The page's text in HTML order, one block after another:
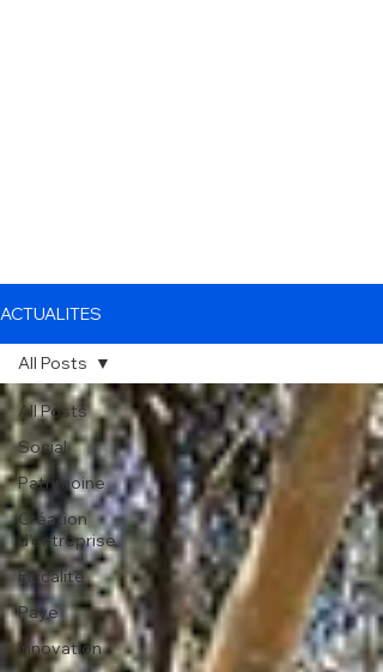
ACTUALITES
All Posts
Social
Patrimoine
Création
d'entreprise
Fiscalité
Paye
Innovation
All Posts